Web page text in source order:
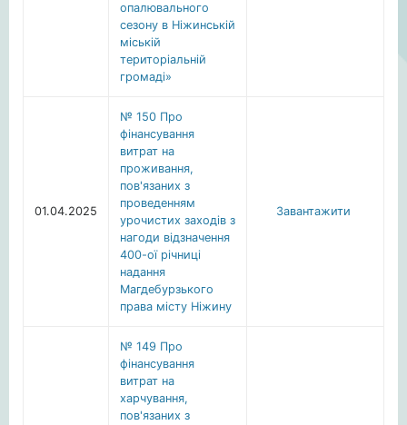
опалювального
сезону в Ніжинській
міській
територіальній
громаді»
01.04.2025
№ 150 Про
фінансування
витрат на
проживання,
пов'язаних з
проведенням
урочистих заходів з
нагоди відзначення
400-ої річниці
надання
Магдебурзького
права місту Ніжину
Завантажити
№ 149 Про
фінансування
витрат на
харчування,
пов'язаних з